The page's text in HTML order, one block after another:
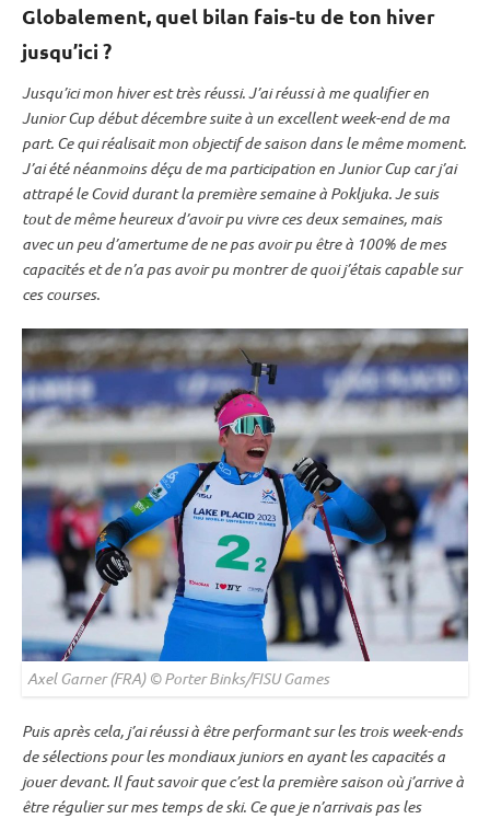
Globalement, quel bilan fais-tu de ton hiver
jusqu’ici ?
Jusqu’ici mon hiver est très réussi. J’ai réussi à me qualifier en
Junior Cup début décembre suite à un excellent week-end de ma
part. Ce qui réalisait mon objectif de saison dans le même moment.
J’ai été néanmoins déçu de ma participation enJunior Cup car j’ai
attrapé le Covid durant la première semaine à Pokljuka. Je suis
tout de même heureux d’avoir pu vivre ces deux semaines, mais
avec un peu d’amertume de ne pas avoir pu être à 100% de mes
capacités et de n’a pas avoir pu montrer de quoi j’étais capable sur
ces courses.
Axel Garner (FRA) © Porter Binks/FISU Games
Puis après cela, j’ai réussi à être performant sur les trois week-ends
de sélections pour les mondiaux juniors en ayant les capacités a
jouer devant. Il faut savoir que c’est la première saison où j’arrive à
être régulier sur mes temps de ski. Ce que je n’arrivais pas les